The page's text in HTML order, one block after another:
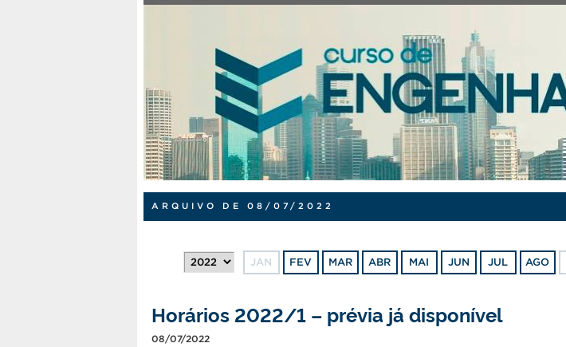
ARQUIVO DE 08/07/2022
JAN FEV MAR ABR MAI JUN JUL AGO
Horários 2022/1 – prévia já disponível
08/07/2022